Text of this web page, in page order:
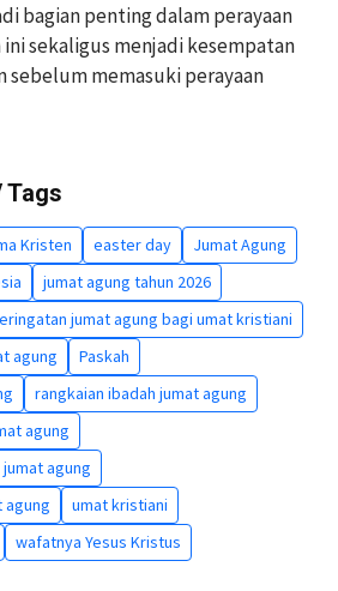
bagian penting dalam perayaan
ini sekaligus menjadi kesempatan
sebelum memasuki perayaan
Tags
Kristen easter day
Jumat Agung
jumat agung tahun 2026
jumat agung bagi umat kristiani
agung
Paskah
rangkaian ibadah jumat agung
agung
agung
agung
umat kristiani
wafatnya Yesus Kristus